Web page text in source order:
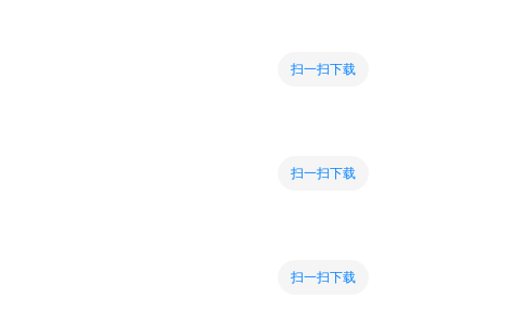
扫一扫下载
扫一扫下载
扫一扫下载